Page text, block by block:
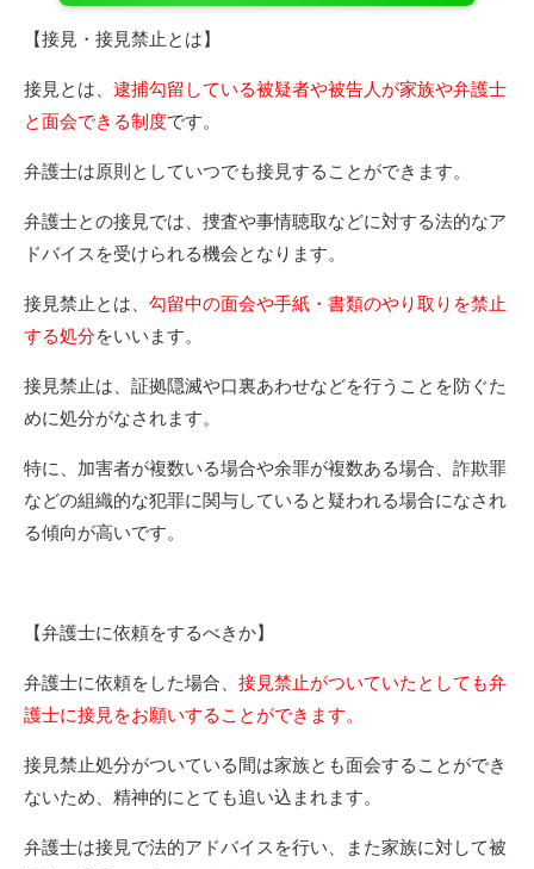
【接見・接見禁止とは】
接見とは、 逮捕勾留している被疑者や被告人が家族や弁護士
と面会できる制度です。
弁護士は原則としていつでも接見することができます。
弁護士との接見では、捜査や事情聴取などに対する法的なア
ドバイスを受けられる機会となります。
接見禁止とは、 勾留中の面会や手紙・書類のやり取りを禁止
する処分をいいます。
接見禁止は、証拠隠滅や口裏あわせなどを行うことを防ぐた
めに処分がなされます。
特に、加害者が複数いる場合や余罪が複数ある場合、詐欺罪
などの組織的な犯罪に関与していると疑われる場合になされ
る傾向が高いです。
【弁護士に依頼をするべきか】
弁護士に依頼をした場合、 接見禁止がついていたとしても弁
護士に接見をお願いすることができます。
接見禁止処分がついている間は家族とも面会することができ
ないため、精神的にとても追い込まれます。
弁護士は接見で法的アドバイスを行い、また家族に対して被